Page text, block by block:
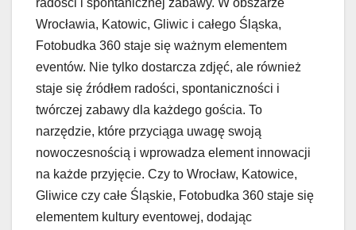
radości i spontanicznej zabawy. W obszarze
Wrocławia, Katowic, Gliwic i całego Śląska,
Fotobudka 360 staje się ważnym elementem
eventów. Nie tylko dostarcza zdjęć, ale również
staje się źródłem radości, spontaniczności i
twórczej zabawy dla każdego gościa. To
narzędzie, które przyciąga uwagę swoją
nowoczesnością i wprowadza element innowacji
na każde przyjęcie. Czy to Wrocław, Katowice,
Gliwice czy całe Śląskie, Fotobudka 360 staje się
elementem kultury eventowej, dodając